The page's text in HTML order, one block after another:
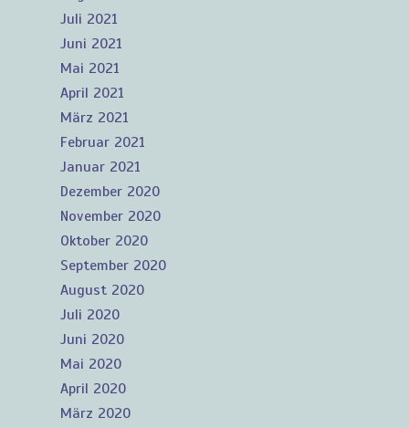
Juli 2021
Juni 2021
Mai 2021
April 2021
März 2021
Februar 2021
Januar 2021
Dezember 2020
November 2020
Oktober 2020
September 2020
August 2020
Juli 2020
Juni 2020
Mai 2020
April 2020
März 2020